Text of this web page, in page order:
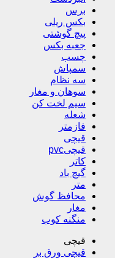
برس
بکس ریلی
پیچ گوشتی
جعبه بکس
چسب
سمپاش
سه نظام
سوهان و مغار
سیم لخت کن
شعله
فازمتر
قیچی
قیچیpvc
کاتر
گیچ باد
متر
محافظ گوش
مغار
منگنه کوب
قیچی
قیچی ورق بر